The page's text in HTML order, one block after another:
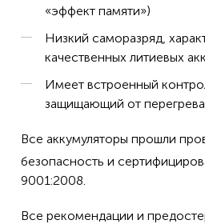
«эффект памяти»)
Низкий саморазряд,
качественных литиевых
Имеет встроенный
защищающий от перегрева
Все аккумуляторы прошли
безопасность и
9001:2008.
Все рекомендации и